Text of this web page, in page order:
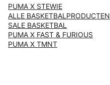
PUMA X STEWIE
ALLE BASKETBALPRODUCTEN
SALE BASKETBAL
PUMA X FAST & FURIOUS
PUMA X TMNT